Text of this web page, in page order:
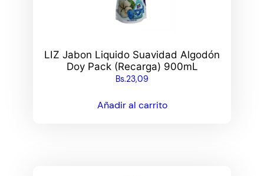
LIZ Jabon Liquido Suavidad Algodón
Doy Pack (Recarga) 900mL
Bs.23,09
Añadir al carrito